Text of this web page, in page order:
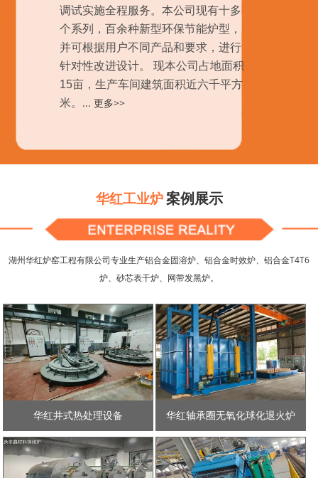
调试实施全程服务。本公司现有十多
个系列，百余种新型环保节能炉型，
并可根据用户不同产品和要求，进行
针对性改进设计。 现本公司占地面积
15亩，生产车间建筑面积近六千平方
米。 ... 更多>>
华红工业炉案例展示
湖州华红炉窑工程有限公司专业生产铝合金固溶炉、铝合金时效炉、铝合金T4T6
炉、砂芯表干炉、网带发黑炉。
华红井式热处理设备 华红轴承圈无氧化球化退火炉